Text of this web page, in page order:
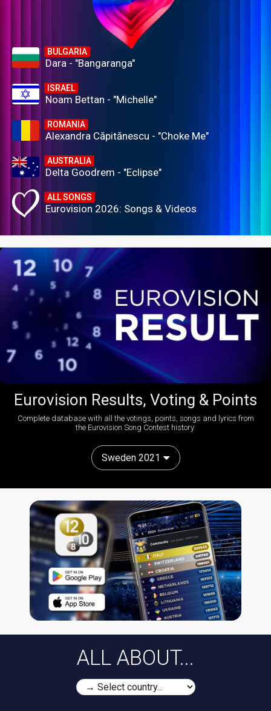
BULGARIA
Dara - "Bangaranga"
ISRAEL
Noam Bettan - "Michelle"
ROMANIA
Alexandra Căpitănescu - "Choke Me"
AUSTRALIA
Delta Goodrem - "Eclipse"
ALL SONGS
Eurovision 2026: Songs & Videos
Eurovision Results, Voting & Points
Complete database with all the votings, points, songs and lyrics from
the Eurovision Song Contest history:
Sweden 2021
ALL ABOUT...